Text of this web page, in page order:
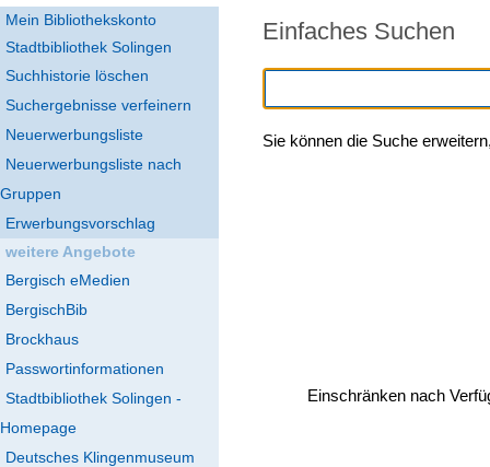
Mein Bibliothekskonto
Stadtbibliothek Solingen
Suchhistorie löschen
Suchergebnisse verfeinern
Neuerwerbungsliste
Neuerwerbungsliste nach
Gruppen
Erwerbungsvorschlag
weitere Angebote
Bergisch eMedien
BergischBib
Brockhaus
Passwortinformationen
Stadtbibliothek Solingen -
Homepage
Deutsches Klingenmuseum
Einfaches Suchen
Sie können die Suche
Einschränken nach